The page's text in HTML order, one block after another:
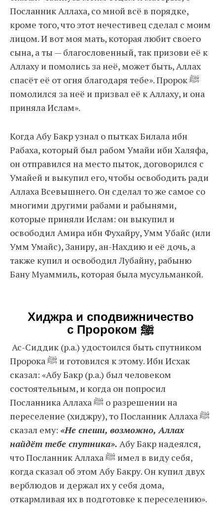
Посланник Аллаха, со мной всё в порядке,
кроме того, что этот нечестивец сделал с моим
лицом. И вот моя мать, которая любит своего
сына, а ты — благословенный, так призови её к
Аллаху и помолись за неё, может быть, Аллах
спасёт её от огня благодаря тебе». Пророк ﷺ
помолился за неё и призвал её к Аллаху, и она
приняла Ислам».
Когда Абу Бакр узнал о пытках Билала ибн
Рабаха, который был рабом Умайи ибн Халяфа,
он отправился на место пыток, договорился с
Умайей и выкупил его, чтобы освободить ради
Аллаха Всевышнего. Он сделал то же самое со
многими другими рабами и рабынями,
которые приняли Ислам: он выкупил и
освободил Амира ибн Фухайру, Умм Убайс (или
Умм Умайс), Заниру, ан-Нахдию и её дочь, а
также купил и освободил Лубайну, рабыню
Бану Муаммиль, которая была мусульманкой.
Хиджра и сподвижничество
с Пророком ﷺ
Ас-Сиддик (р.а.) удостоился быть спутником
Пророка ﷺ и готовился к этому. Ибн Исхак
сказал: «Абу Бакр (р.а.) был человеком
состоятельным, и когда он попросил
Посланника Аллаха ﷺ о разрешении на
переселение (хиджру), то Посланник Аллаха ﷺ
сказал ему: «Не спеши, возможно, Аллах
найдёт тебе спутника». Абу Бакр надеялся,
что Посланник Аллаха ﷺ имел в виду себя,
когда сказал об этом Абу Бакру. Он купил двух
верблюдов и держал их у себя дома,
откармливая их в подготовке к переселению».